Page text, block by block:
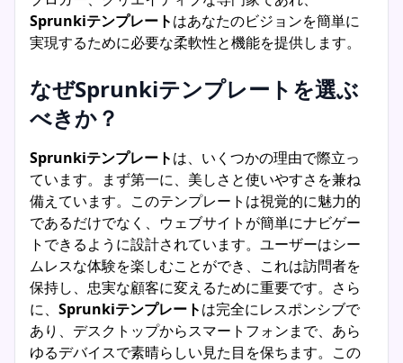
Sprunkiテンプレートはあなたのビジョンを簡単に
実現するために必要な柔軟性と機能を提供します。
なぜSprunkiテンプレートを選ぶ
べきか？
Sprunkiテンプレートは、いくつかの理由で際立っ
ています。まず第一に、美しさと使いやすさを兼ね
備えています。このテンプレートは視覚的に魅力的
であるだけでなく、ウェブサイトが簡単にナビゲー
トできるように設計されています。ユーザーはシー
ムレスな体験を楽しむことができ、これは訪問者を
保持し、忠実な顧客に変えるために重要です。さら
に、 Sprunkiテンプレートは完全にレスポンシブで
あり、デスクトップからスマートフォンまで、あら
ゆるデバイスで素晴らしい見た目を保ちます。この